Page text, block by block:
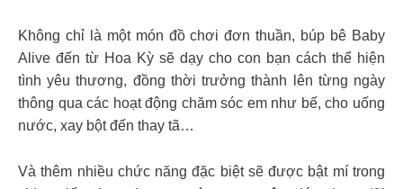
Không chỉ là một món đồ chơi đơn thuần, búp bê Baby
Alive đến từ Hoa Kỳ sẽ dạy cho con bạn cách thể hiện
tình yêu thương, đồng thời trưởng thành lên từng ngày
thông qua các hoạt động chăm sóc em như bế, cho uống
nước, xay bột đến thay tã…
Và thêm nhiều chức năng đặc biệt sẽ được bật mí trong